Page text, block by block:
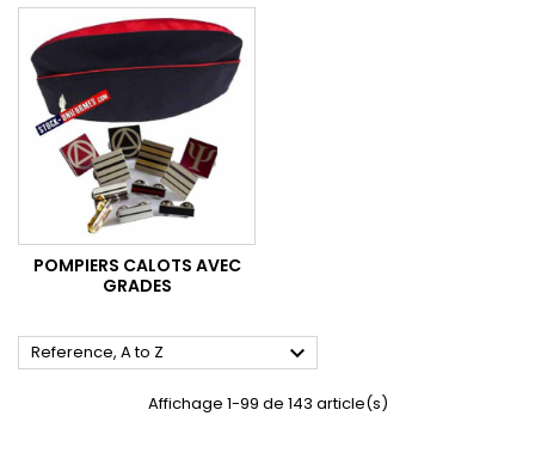
POMPIERS CALOTS AVEC
GRADES
Reference, A to Z 
Affichage 1-99 de 143 article(s)